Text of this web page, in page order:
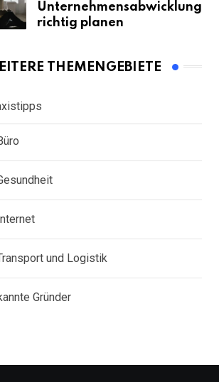
Unternehmensabwicklung
richtig planen
THEMENGEBIETE
und Logistik
Gründer